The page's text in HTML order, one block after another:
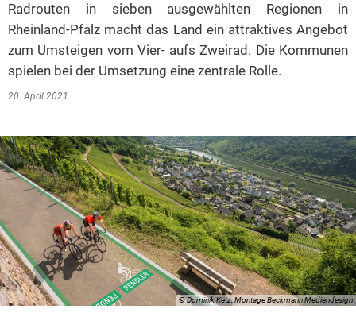
Radrouten in sieben ausgewählten Regionen in
Rheinland-Pfalz macht das Land ein attraktives Angebot
zum Umsteigen vom Vier- aufs Zweirad. Die Kommunen
spielen bei der Umsetzung eine zentrale Rolle.
20. April 2021
© Dominik Ketz, Montage Beckmann Mediendesign